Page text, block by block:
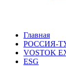
Главная
РОССИЯ-
VOSTOK
ESG